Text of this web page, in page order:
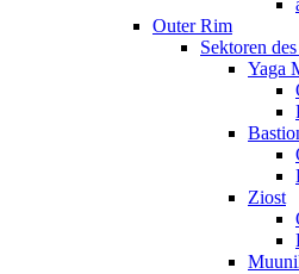
Outer Rim
Sektoren
Yaga
Ziost